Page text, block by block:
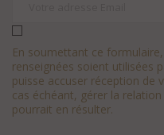
En soumettant ce
renseignées soient utilisées
puisse accuser réception de
cas échéant, gérer la
pourrait en résulter.